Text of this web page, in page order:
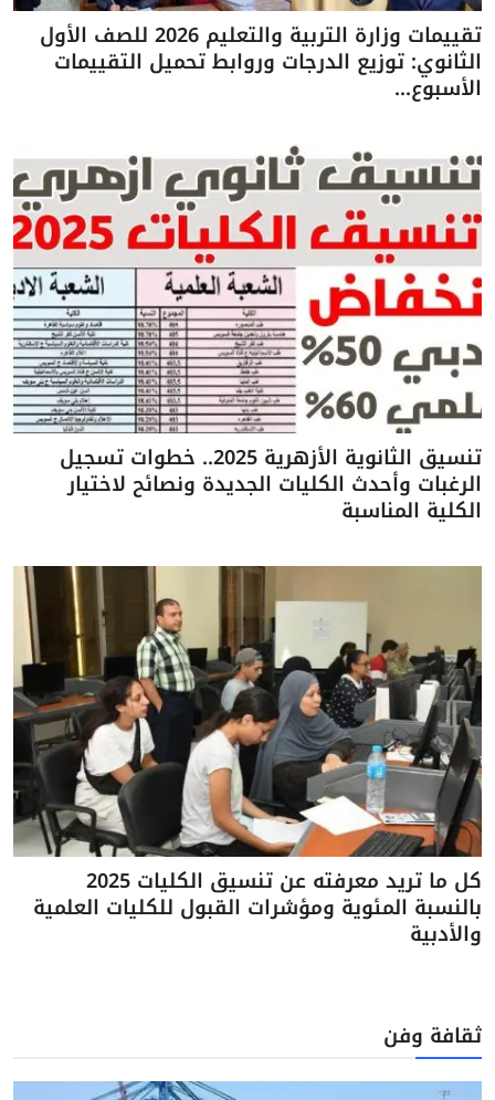
تقييمات وزارة التربية والتعليم 2026 للصف الأول
الثانوي: توزيع الدرجات وروابط تحميل التقييمات
الأسبوع...
تنسيق الثانوية الأزهرية 2025.. خطوات تسجيل
الرغبات وأحدث الكليات الجديدة ونصائح لاختيار
الكلية المناسبة
كل ما تريد معرفته عن تنسيق الكليات 2025
بالنسبة المئوية ومؤشرات القبول للكليات العلمية
والأدبية
ثقافة وفن